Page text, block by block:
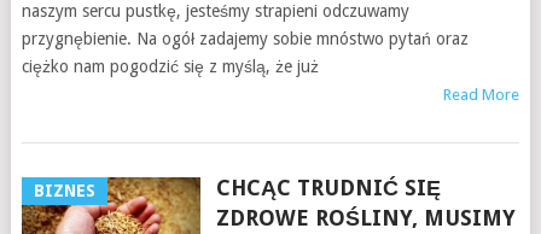
naszym sercu pustkę, jesteśmy strapieni odczuwamy
przygnębienie. Na ogół zadajemy sobie mnóstwo pytań oraz
ciężko nam pogodzić się z myślą, że już
Read More
BIZNES
CHCĄC TRUDNIĆ SIĘ
ZDROWE ROŚLINY, MUSIMY